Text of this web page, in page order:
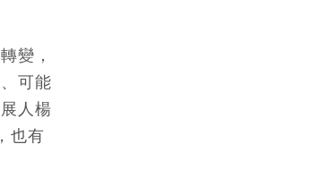
變，
可能
人楊
也有